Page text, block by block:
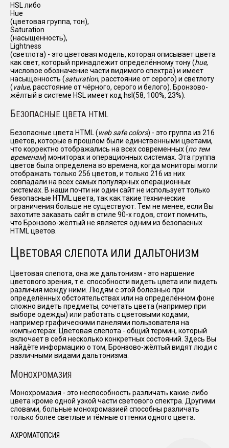
HSL либо
Hue
(цветовая группа, тон),
Saturation
(насыщенность),
Lightness
(светлота) - это цветовая модель, которая описывает цвета
как свет, который принадлежит определённому тону (hue,
числовое обозначение части видимого спектра) и имеет
насыщенность (saturation, расстояние от серого) и светлоту
(value, расстояние от чёрного, серого и белого). Бронзово-
жёлтый в системе HSL имеет код hsl(58, 100%, 23%).
Б ЕЗОПАСНЫЕ ЦВЕТА HTML
Безопасные цвета HTML (web safe colors) - это группа из 216
цветов, которые в прошлом были единственными цветами,
что корректно отображались на всех современных (по тем
временам) мониторах и операционных системах. Эта группа
цветов была определена во времена, когда мониторы могли
отображать только 256 цветов, и только 216 из них
совпадали на всех самых популярных операционных
системах. В наши почти ни один сайт не использует только
безопасные HTML цвета, так как такие технические
ограничения больше не существуют. Тем не менее, если Вы
захотите заказать сайт в стиле 90-х годов, стоит помнить,
что Бронзово-жёлтый не является одним из безопасных
HTML цветов.
ЦВЕТОВАЯ СЛЕПОТА ИЛИ ДАЛЬТОНИЗМ
Цветовая слепота, она же дальтонизм - это наршение
цветового зрения, т.е. способности видеть цвета или видеть
различия между ними. Людям с этой болезнью при
определённых обстоятельствах или на определённом фоне
сложно видеть предметы, сочетать цвета (например при
выборе одежды) или работать с цветовыми кодами,
например графическими панелями пользователя на
компьютерах. Цветовая слепота - общий термин, который
включает в себя несколько конкретных состояний. Здесь Вы
найдёте информацию о том, Бронзово-жёлтый видят люди с
различными видами дальтонизма.
МОНОХРОМАЗИЯ
Монохромазия - это неспособность различать какие-либо
цвета кроме одной узкой части светового спектра. Другими
словами, больные монохромазией способны различать
только более светлые и тёмные оттенки одного цвета.
АХРОМАТОПСИЯ